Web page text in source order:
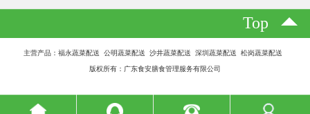
Top
主营产品：福永蔬菜配送 公明蔬菜配送 沙井蔬菜配送 深圳蔬菜配送 松岗蔬菜配送
版权所有：广东食安膳食管理服务有限公司